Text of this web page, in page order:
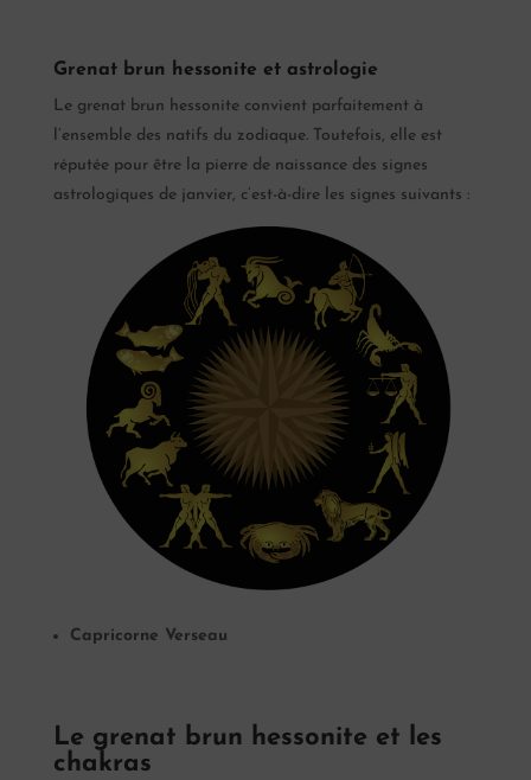
Grenat brun hessonite et astrologie
Le grenat brun hessonite convient parfaitement à
l’ensemble des natifs du zodiaque. Toutefois, elle est
réputée pour être la pierre de naissance des signes
astrologiques de janvier, c’est-à-dire les signes suivants :
Capricorne Verseau
Le grenat brun hessonite et les
chakras